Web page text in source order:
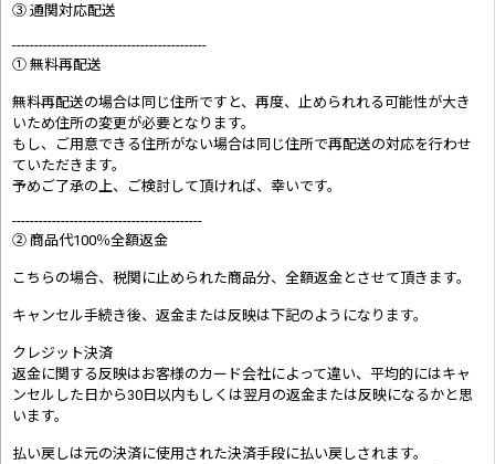
③ 通関対応配送
--------------------------------------------
① 無料再配送
無料再配送の場合は同じ住所ですと、再度、止められれる可能性が大き
いため住所の変更が必要となります。
もし、ご用意できる住所がない場合は同じ住所で再配送の対応を行わせ
ていただきます。
予めご了承の上、ご検討して頂ければ、幸いです。
-------------------------------------------
② 商品代100％全額返金
こちらの場合、税関に止められた商品分、全額返金とさせて頂きます。
キャンセル手続き後、返金または反映は下記のようになります。
クレジット決済
返金に関する反映はお客様のカード会社によって違い、平均的にはキャ
ンセルした日から30日以内もしくは翌月の返金または反映になるかと思
います。
払い戻しは元の決済に使用された決済手段に払い戻しされます。